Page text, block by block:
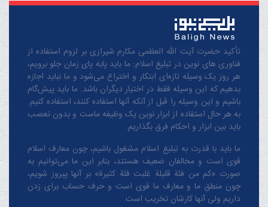
تأکید حضرت آیت الله العظمی مکارم شیرازی بر لزوم استفاده از
فناوری های نوین در تبلیغ اسلام: ما باید پابه پای زمان جلو برویم،
هر روز یک وسیله تازه‌ای ابتکار و اختراع می‌شود و ما نباید اجازه
بدهیم که این وسیله فقط در اختیار دیگران باشد. ما باید پیش‌گام
باشیم و این وسیله را قبل از آنکه آنها استفاده کنند، استفاده کنیم.
به هر حال استفاده از ابزار نوین یک وظیفه ماست و بدون تعصب
باید بین ابزار و احکام فرق بگذاریم.
ما باید با قدرت به تبلیغ اسلام مشغول باشیم، چون معارف اسلام
قوی است و مخالفان ضعیف هستند، بنابر این ما می‌توانیم به
صورت «کم من فئة قلیلة غلبت فئة کثیرة» بر آنها پیروز شویم،
چون منطق‌ ما و معارف ‌ما قوی است و حرف حساب برای زدن
داریم ولی آنها کارشان تخریب است.